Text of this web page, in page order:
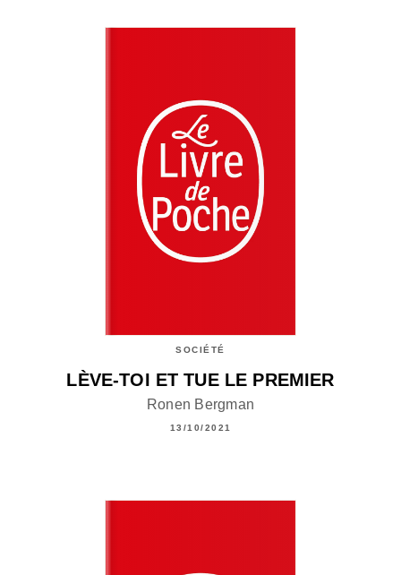
SOCIÉTÉ
LÈVE-TOI ET TUE LE PREMIER
Ronen Bergman
13/10/2021